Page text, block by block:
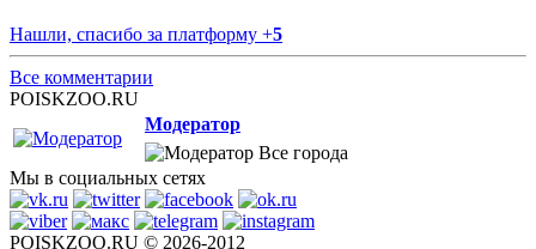
Нашли, спасибо за платформу +5
Все комментарии
POISKZOO.RU
Модератор
Все города
Мы в социальных сетях
POISKZOO.RU © 2026-2012